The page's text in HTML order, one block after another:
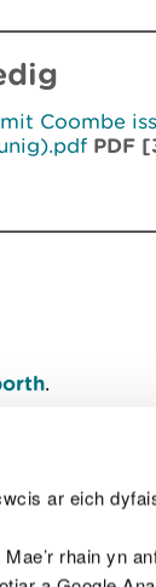
ar eich
rhain yn
Coombe
PDF
.